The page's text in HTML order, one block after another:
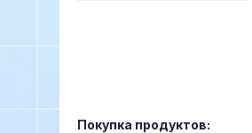
Покупка продуктов: